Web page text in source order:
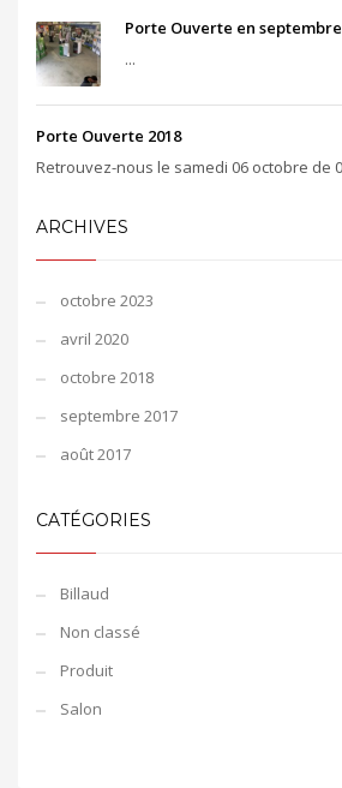
Porte Ouverte en septembre
...
Porte Ouverte 2018
Retrouvez-nous le samedi 06 octobre de
ARCHIVES
octobre 2023
avril 2020
octobre 2018
septembre 2017
août 2017
CATÉGORIES
Billaud
Non classé
Produit
Salon